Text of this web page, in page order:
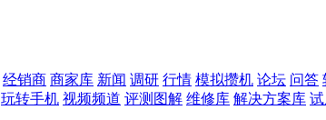
经销商 商家库 新闻 调研 行情 模拟攒机 论坛 问答
玩转手机 视频频道 评测图解 维修库 解决方案库